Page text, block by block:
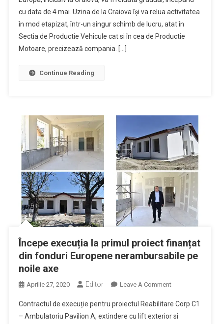
La
Craiova
Începând
cu data de 4 mai. Uzina de la Craiova își va relua activitatea
în mod etapizat, într-un singur schimb de lucru, atat în
Sectia de Productie Vehicule cat si în cea de Productie
Motoare, precizează compania. […]
Continue Reading
Începe execuția la primul proiect finanțat
din fonduri Europene nerambursabile pe
noile axe
Aprilie 27, 2020 Editor Leave A CommentOn
Execuția
La
Contractul de execuție pentru proiectul Reabilitare Corp C1
– Ambulatoriu Pavilion A, extindere cu lift exterior si